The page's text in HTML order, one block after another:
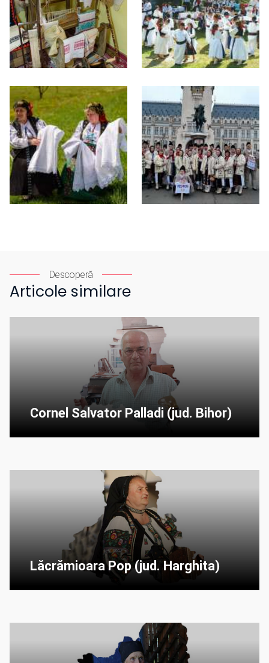
Descoperă
Articole similare
Cornel Salvator Palladi (jud. Bihor)
Lăcrămioara Pop (jud. Harghita)